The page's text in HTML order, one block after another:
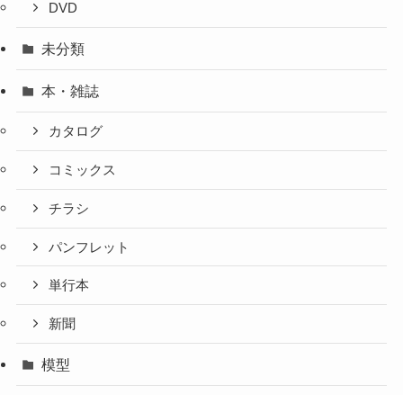
DVD
未分類
本・雑誌
カタログ
コミックス
チラシ
パンフレット
単行本
新聞
模型